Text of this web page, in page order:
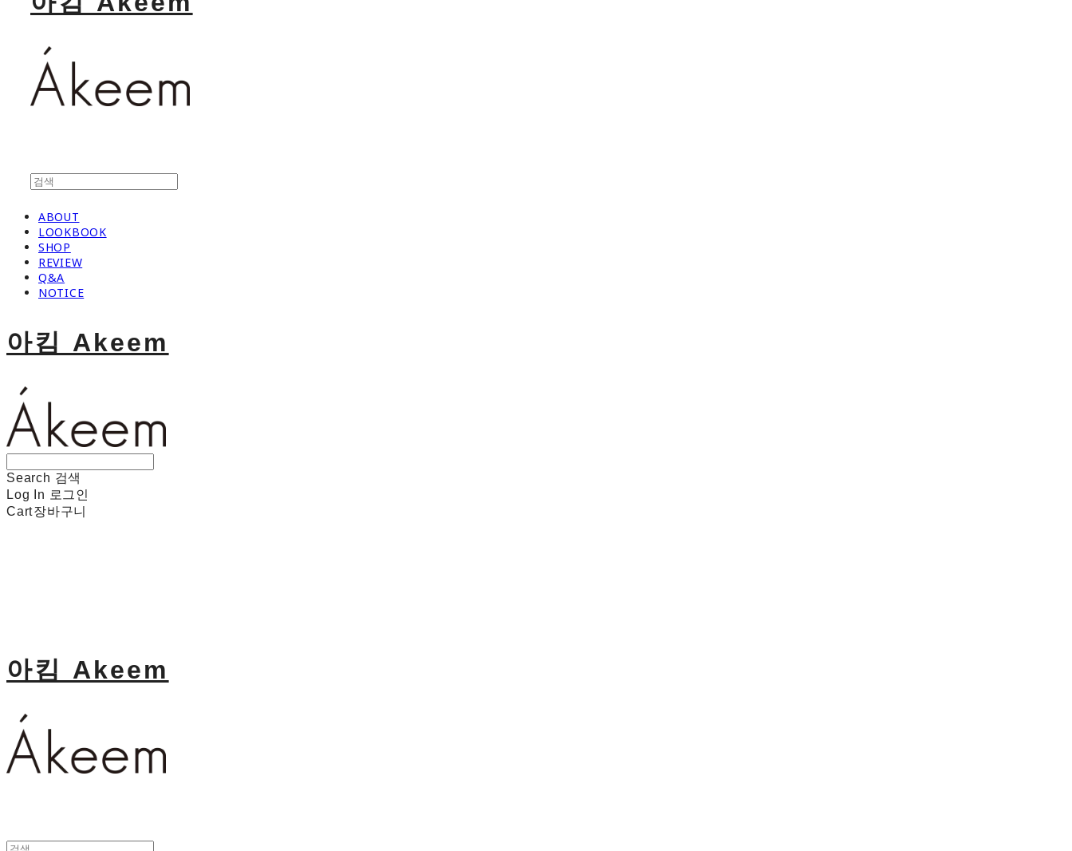
ABOUT
LOOKBOOK
SHOP
REVIEW
Q&A
NOTICE
아킴 Akeem
Search 검색
Log In 로그인
Cart장바구니
아킴 Akeem